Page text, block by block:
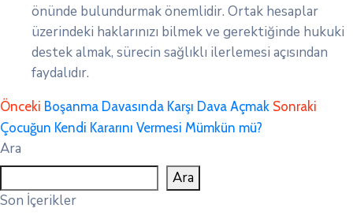
önünde bulundurmak önemlidir. Ortak hesaplar
üzerindeki haklarınızı bilmek ve gerektiğinde hukuki
destek almak, sürecin sağlıklı ilerlemesi açısından
faydalıdır.
Önceki Boşanma Davasında Karşı Dava Açmak Sonraki
Çocuğun Kendi Kararını Vermesi Mümkün mü?
Ara
Ara
Son İçerikler